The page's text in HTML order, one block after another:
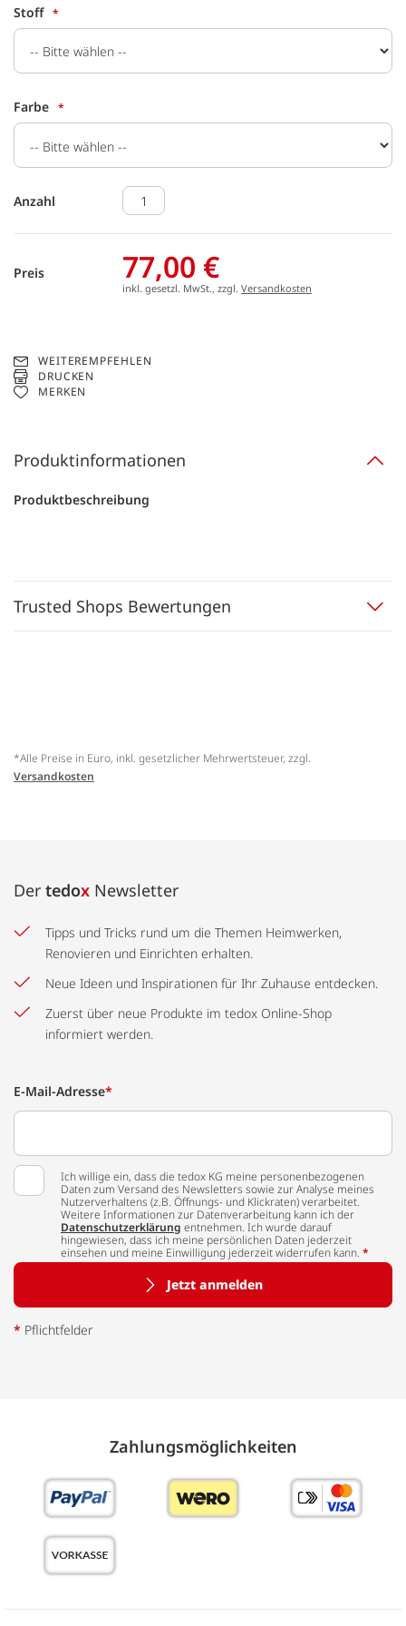
Stoff
Farbe
Anzahl
Preis 77,00 €
inkl. gesetzl. MwSt., zzgl. Versandkosten
WEITEREMPFEHLEN
DRUCKEN
MERKEN
Produktinformationen
Produktbeschreibung
Trusted Shops Bewertungen
*Alle Preise in Euro, inkl. gesetzlicher Mehrwertsteuer, zzgl.
Versandkosten
Der tedox Newsletter
Tipps und Tricks rund um die Themen Heimwerken,
Renovieren und Einrichten erhalten.
Neue Ideen und Inspirationen für Ihr Zuhause entdecken.
Zuerst über neue Produkte im tedox Online-Shop
informiert werden.
E-Mail-Adresse*
Ich willige ein, dass die tedox KG meine personenbezogenen
Daten zum Versand des Newsletters sowie zur Analyse meines
Nutzerverhaltens (z.B. Öffnungs- und Klickraten) verarbeitet.
Weitere Informationen zur Datenverarbeitung kann ich der
Datenschutzerklärung entnehmen. Ich wurde darauf
hingewiesen, dass ich meine persönlichen Daten jederzeit
einsehen und meine Einwilligung jederzeit widerrufen kann. *
Jetzt anmelden
* Pflichtfelder
Zahlungs­möglich­keiten